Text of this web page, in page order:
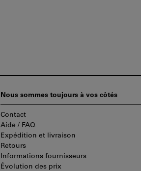
Nous sommes toujours à vos côtés
Contact
Aide / FAQ
Expédition et livraison
Retours
Informations fournisseurs
Évolution des prix